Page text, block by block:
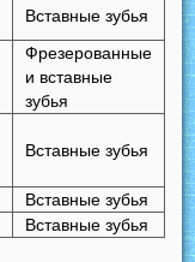
Вставные зубья
Фрезерованные
и вставные
зубья
Вставные зубья
Вставные зубья
Вставные зубья